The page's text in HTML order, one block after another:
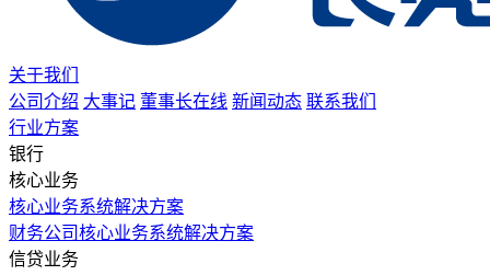
关于我们
公司介绍 大事记 董事长在线 新闻动态 联系我们
行业方案
银行
核心业务
核心业务系统解决方案
财务公司核心业务系统解决方案
信贷业务